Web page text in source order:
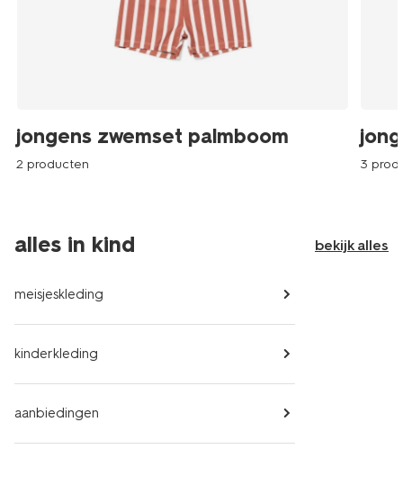
jongens zwemset palmboom
2 producten 3
alles in kind bekijk alles
meisjeskleding
kinderkleding
aanbiedingen